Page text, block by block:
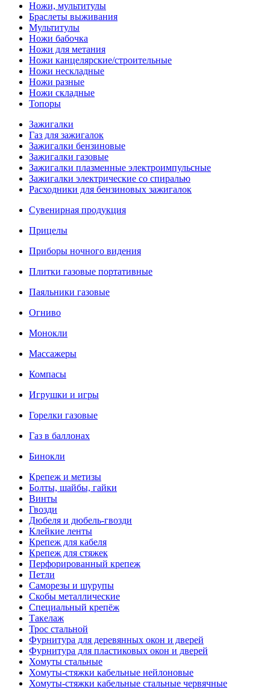
Ножи, мультитулы
Браслеты выживания
Мультитулы
Ножи бабочка
Ножи для метания
Ножи канцелярские/строительные
Ножи нескладные
Ножи разные
Ножи складные
Топоры
Зажигалки
Газ для зажигалок
Зажигалки бензиновые
Зажигалки газовые
Зажигалки плазменные электроимпульсные
Зажигалки электрические со спиралью
Расходники для бензиновых зажигалок
Сувенирная продукция
Прицелы
Приборы ночного видения
Плитки газовые портативные
Паяльники газовые
Огниво
Монокли
Массажеры
Компасы
Игрушки и игры
Горелки газовые
Газ в баллонах
Бинокли
Крепеж и метизы
Болты, шайбы, гайки
Винты
Гвозди
Дюбеля и дюбель-гвозди
Клейкие ленты
Крепеж для кабеля
Крепеж для стяжек
Перфорированный крепеж
Петли
Саморезы и шурупы
Скобы металлические
Специальный крепёж
Такелаж
Трос стальной
Фурнитура для деревянных окон и дверей
Фурнитура для пластиковых окон и дверей
Хомуты стальные
Хомуты-стяжки кабельные нейлоновые
Хомуты-стяжки кабельные стальные червячные